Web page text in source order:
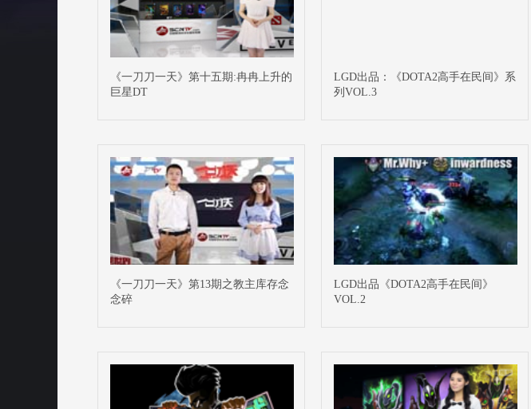
《一刀刀一天》第十五期:冉冉上升的
巨星DT
LGD出品：《DOTA2高手在民间》系
列VOL.3
《一刀刀一天》第13期之教主库存念
念碎
LGD出品《DOTA2高手在民间》
VOL.2